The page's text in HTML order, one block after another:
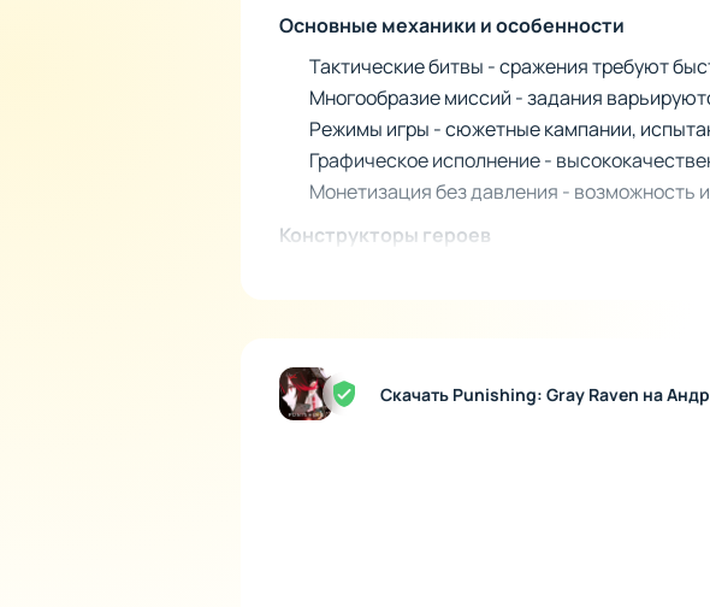
Основные механики и особенности
Тактические битвы - сражения требуют
Многообразие миссий - задания
Режимы игры - сюжетные кампании,
Графическое исполнение -
Монетизация без давления - возможность
Конструкторы героев
Важной особенностью приложения является
Пользователь может формировать состав
различных миссий. Это подчёркивает
Скачать Punishing: Gray Raven на